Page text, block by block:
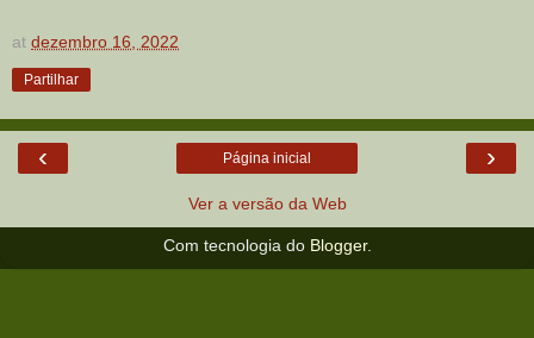
at dezembro 16, 2022
Partilhar
‹ ›
Página inicial
Ver a versão da Web
Com tecnologia do Blogger.